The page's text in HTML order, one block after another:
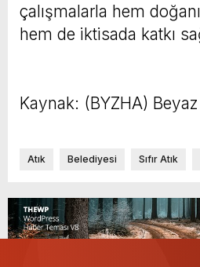
çalışmalarla hem
hem de iktisada katkı
Kaynak: (BYZHA)
Atık Belediyesi Sıfır Atık